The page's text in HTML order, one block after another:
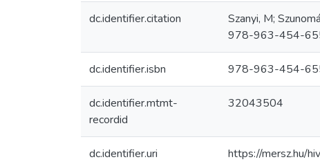
dc.identifier.citation
Szanyi, M;
978-963-454-
dc.identifier.isbn 978-963-454-
dc.identifier.mtmt-
recordid
32043504
dc.identifier.uri https://mersz.hu/